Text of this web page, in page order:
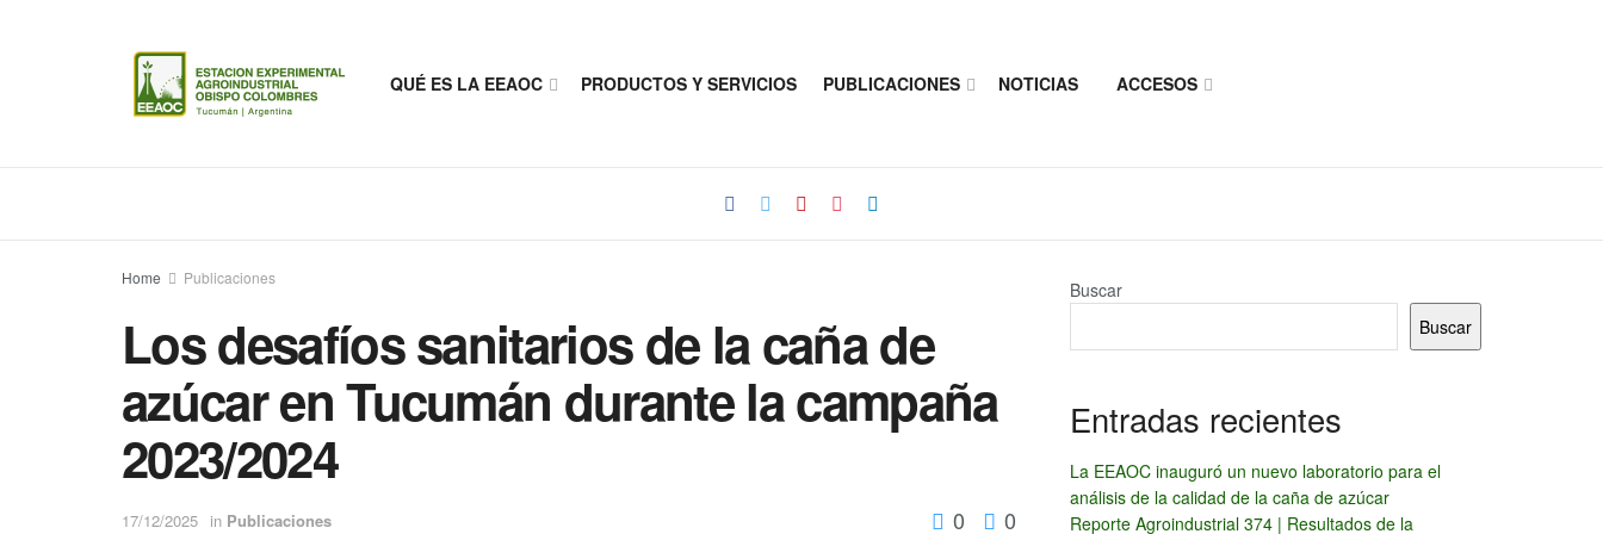
QUÉ ES LA EEAOC PRODUCTOS Y SERVICIOS PUBLICACIONES NOTICIAS ACCESOS
Home Publicaciones
Los desafíos sanitarios de la caña de
azúcar en Tucumán durante la campaña
2023/2024
17/12/2025 in Publicaciones 0 0
Buscar
Buscar
Entradas recientes
La EEAOC inauguró un nuevo laboratorio para el
análisis de la calidad de la caña de azúcar
Reporte Agroindustrial 374 | Resultados de la